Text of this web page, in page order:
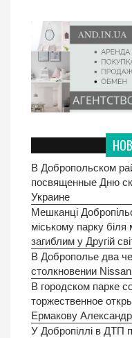
В Добропольском
посвященные Дню
Украине
Мешканці
міському парку
загиблим у Другій
В Доброполье два
столкновении
В городском парке
торжественное
Ермакову
У Добропіллі в ДТП